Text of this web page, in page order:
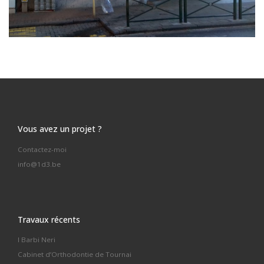
Vous avez un projet ?
Contactez-moi
info@1d3.be
Travaux récents
I Barbi Neri
Cabinet d’Orthodontie de Tournai